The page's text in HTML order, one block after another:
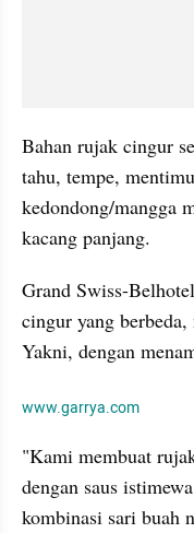
Bahan rujak cingur
tahu, tempe,
kedondong/mangga
kacang panjang.
Grand Swiss-
cingur yang
Yakni, dengan
www.garrya.com
"Kami membuat
dengan saus
kombinasi sari buah